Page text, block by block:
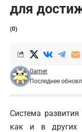
для
(0)
Последнее
Gamer
Система
как и в других